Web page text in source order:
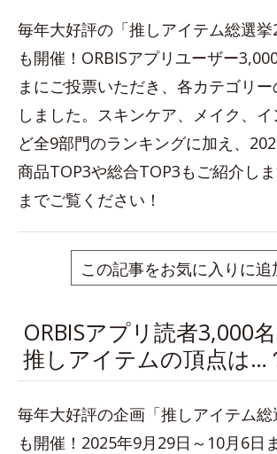
毎年大好評の「推しアイテム総選
も開催！ORBISアプリユーザー
まにご投票いただき、各カテゴリ
しました。スキンケア、メイク、
ど全9部門のランキングに加え、
商品TOP3や総合TOP3もご紹介し
までご覧ください！
この記事をお気に入りに追
ORBISアプリ読者3,000
推しアイテムの頂点は…
毎年大好評の企画「推しアイテム
も開催！2025年9月29日～10月6日